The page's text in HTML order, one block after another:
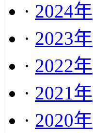
· 2024年
· 2023年
· 2022年
· 2021年
· 2020年